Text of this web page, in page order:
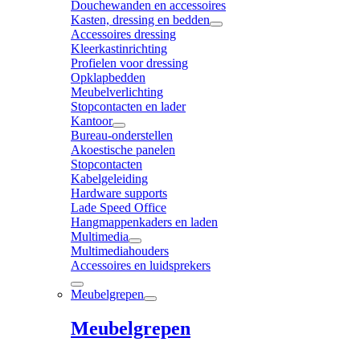
Douchewanden en accessoires
Kasten, dressing en bedden
Accessoires dressing
Kleerkastinrichting
Profielen voor dressing
Opklapbedden
Meubelverlichting
Stopcontacten en lader
Kantoor
Bureau-onderstellen
Akoestische panelen
Stopcontacten
Kabelgeleiding
Hardware supports
Lade Speed Office
Hangmappenkaders en laden
Multimedia
Multimediahouders
Accessoires en luidsprekers
Meubelgrepen
Meubelgrepen